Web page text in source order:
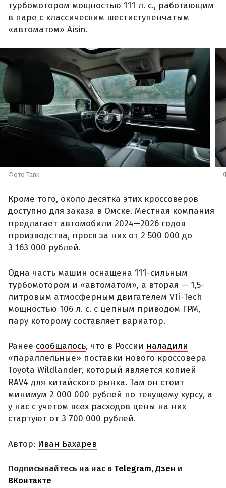
турбомотором мощностью 111 л. с., работающим
в паре с классическим шестиступенчатым
«автоматом» Aisin.
Фото Tank
Кроме того, около десятка этих кроссоверов
доступно для заказа в Омске. Местная компания
предлагает автомобили 2024—2026 годов
производства, прося за них от 2 500 000 до
3 163 000 рублей.
Одна часть машин оснащена 111-сильным
турбомотором и «автоматом», а вторая — 1,5-
литровым атмосферным двигателем VTi-Tech
мощностью 106 л. с. с цепным приводом ГРМ,
пару которому составляет вариатор.
Ранее сообщалось, что в России наладили
«параллельные» поставки нового кроссовера
Toyota Wildlander, который является копией
RAV4 для китайского рынка. Там он стоит
минимум 2 000 000 рублей по текущему курсу, а
у нас с учетом всех расходов цены на них
стартуют от 3 700 000 рублей.
Автор: Иван Бахарев
Подписывайтесь на нас в Telegram,Дзен и
ВКонтакте